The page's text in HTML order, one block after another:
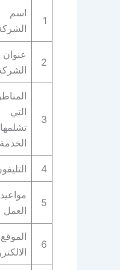
1
اسم
2
عنوان
3
التي
تشلمها
الخدمة
4
5
مواعيد
العمل
6
الموقع